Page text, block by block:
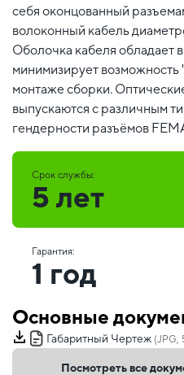
себя оконцованный
волоконный кабель
Оболочка кабеля обладает
минимизирует возможность
монтаже сборки.
выпускаются с различным
гендерности разъёмов
Срок службы:
5 лет
Гарантия:
1 год
Основные
Габаритный Чертеж (JPG,
Посмотреть все